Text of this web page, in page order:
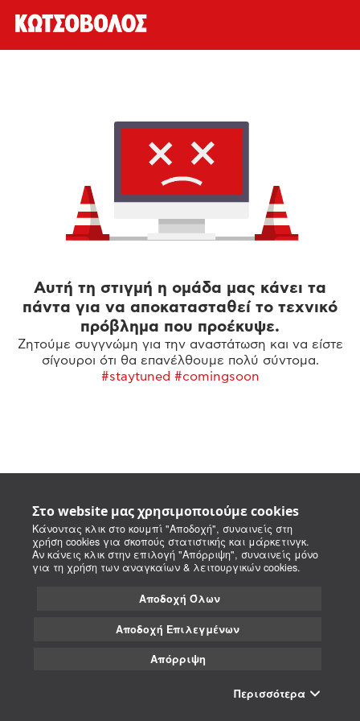
Στο website μας χρησιμοποιούμε cookies
Κάνοντας κλικ στο κουμπί "Αποδοχή", συναινείς στη
χρήση cookies για σκοπούς στατιστικής και μάρκετινγκ.
Αν κάνεις κλικ στην επιλογή "Απόρριψη", συναινείς μόνο
για τη χρήση των αναγκαίων & λειτουργικών cookies.
Αποδοχή Όλων
Αποδοχή Επιλεγμένων
Απόρριψη
Περισσότερα
Αυτή τη στιγμή η ομάδα μας κάνει τα
πάντα για να αποκατασταθεί το τεχνικό
πρόβλημα που προέκυψε.
Ζητούμε συγγνώμη για την αναστάτωση και να είστε
σίγουροι ότι θα επανέλθουμε πολύ σύντομα.
#staytuned #comingsoon